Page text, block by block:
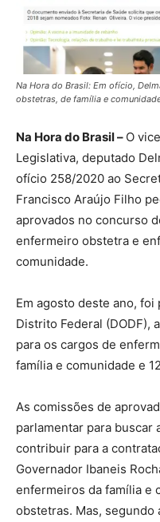
Na Hora do Brasil: Em ofício,
obstetras, de família e
Na Hora do Brasil – O
Legislativa, deputado
ofício 258/2020 ao
Francisco Araújo Filho
aprovados no concurso
enfermeiro obstetra e
comunidade.
Em agosto deste ano,
Distrito Federal (DODF),
para os cargos de
família e comunidade e
As comissões de
parlamentar para buscar
contribuir para a
Governador Ibaneis
enfermeiros da família e
obstetras. Mas, segundo